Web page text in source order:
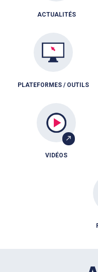
ACTUALITÉS
PLATEFORMES / OUTILS
VIDÉOS